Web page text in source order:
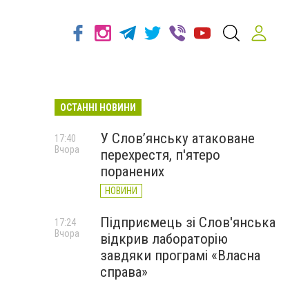
ОСТАННІ НОВИНИ
У Слов’янську атаковане
перехрестя, п'ятеро
поранених
НОВИНИ
17:40
Вчора
Підприємець зі Слов'янська
відкрив лабораторію
завдяки програмі «Власна
справа»
17:24
Вчора